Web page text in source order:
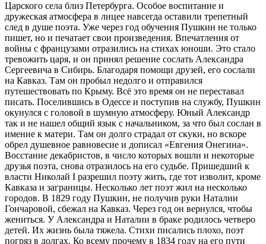
Царского села близ Петербурга. Особое воспитание и
дружеская атмосфера в лицее навсегда оставили трепетный
след в душе поэта. Уже через год обучения Пушкин не только
пишет, но и печатает свои произведения. Впечатления от
войны с французами отразились на стихах юноши. Это стало
тревожить царя, и он принял решение сослать Александра
Сергеевича в Сибирь. Благодаря помощи друзей, его сослали
на Кавказ. Там он пробыл недолго и отправился
путешествовать по Крыму. Всё это время он не переставал
писать. Поселившись в Одессе и поступив на службу, Пушкин
окунулся с головой в шумную атмосферу. Юный Александр
так и не нашел общий язык с начальником, за что был сослан в
имение к матери. Там он долго страдал от скуки, но вскоре
обрел душевное равновесие и дописал «Евгения Онегина».
Восстание декабристов, в число которых вошли и некоторые
друзья поэта, снова отразилось на его судьбе. Пришедший к
власти Николай I разрешил поэту жить, где тот изволит, кроме
Кавказа и заграницы. Несколько лет поэт жил на несколько
городов. В 1829 году Пушкин, не получив руки Наталии
Гончаровой, сбежал на Кавказ. Через год он вернулся, чтобы
жениться. У Александра и Наталии в браке родилось четверо
детей. Их жизнь была тяжела. Стихи писались плохо, поэт
погряз в долгах. Ко всему прочему в 1834 году на его пути